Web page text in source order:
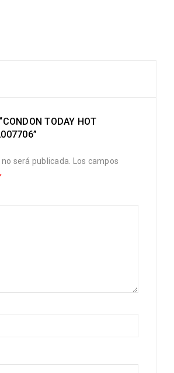
TODAY HOT
será publicada.
Los campos